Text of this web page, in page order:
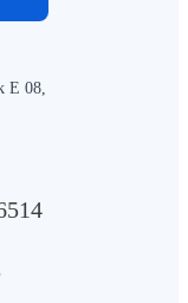
E 08,